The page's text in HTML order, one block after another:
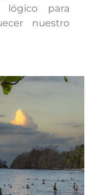
lógico para
nuestro